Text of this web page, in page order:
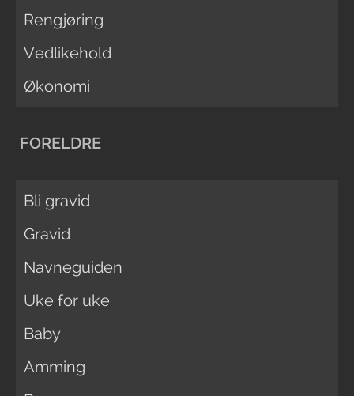
Rengjøring
Vedlikehold
Økonomi
FORELDRE
Bli gravid
Gravid
Navneguiden
Uke for uke
Baby
Amming